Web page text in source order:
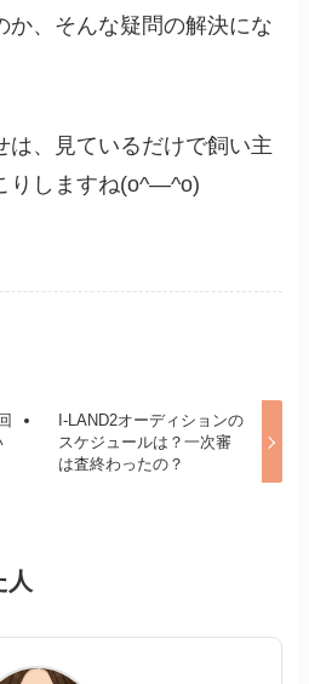
か、そんな疑問の解決にな
は、見ているだけで飼い主
りしますね(o^―^o)
I-LAND2オーディションの
スケジュールは？一次審
は査終わったの？
人